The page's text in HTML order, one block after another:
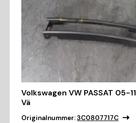
Volkswagen VW PASSAT 05-
Vä
Originalnummer:3C0807717C